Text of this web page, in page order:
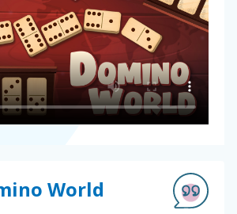
World